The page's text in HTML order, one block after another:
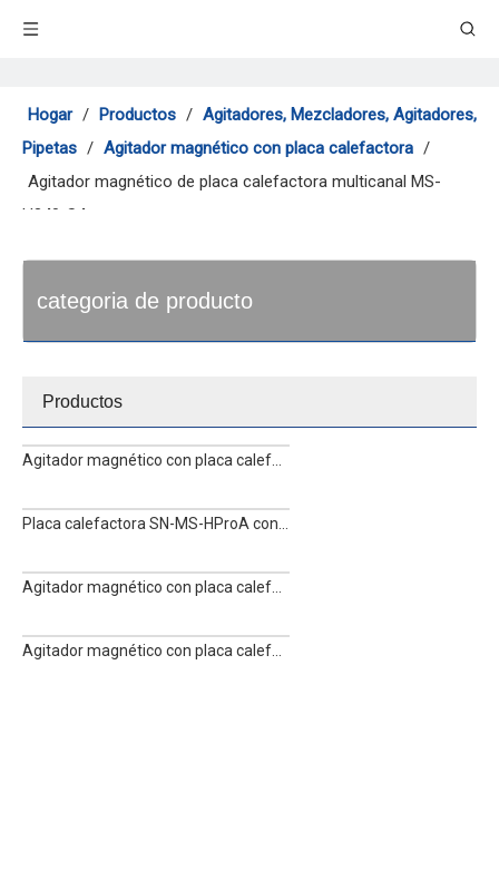
Hogar / Productos / Agitadores, Mezcladores, Agitadores,
Pipetas / Agitador magnético con placa calefactora /
Agitador magnético de placa calefactora multicanal MS-
H340-S4
categoria de producto
Productos